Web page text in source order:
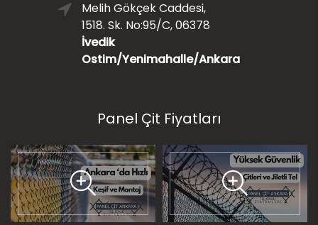
Melih Gökçek Caddesi,
1518. Sk. No:95/C, 06378
İvedik
Ostim/Yenimahalle/Ankara
Panel Çit Fiyatları